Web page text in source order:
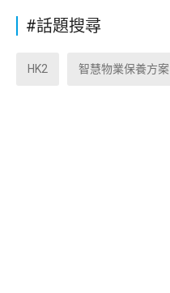
#話題搜尋
HK2 智慧物業保養方案